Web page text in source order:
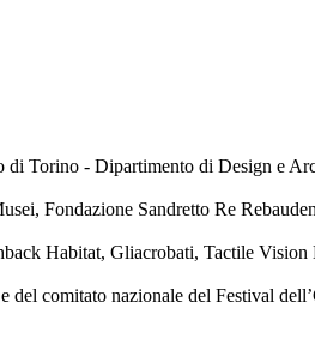
Torino - Dipartimento di Design e
Fondazione Sandretto Re
Habitat, Gliacrobati, Tactile
comitato nazionale del Festival